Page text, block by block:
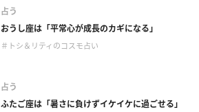
占う
おうし座は「平常心が成長のカギになる」
＃トシ＆リティのコスモ占い
占う
ふたご座は「暑さに負けずイケイケに過ごせる」